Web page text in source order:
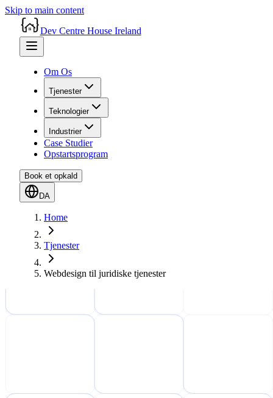
Skip to main content
Dev Centre House Ireland
Om Os
Tjenester
Teknologier
Industrier
Case Studier
Opstartsprogram
Book et opkald
DA
Home
Tjenester
Webdesign til juridiske tjenester